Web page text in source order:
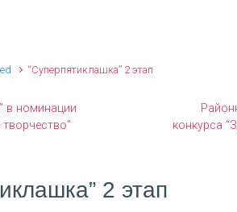
“Суперпятиклашка” 2 этап
в номинации
конкурса
2 этап